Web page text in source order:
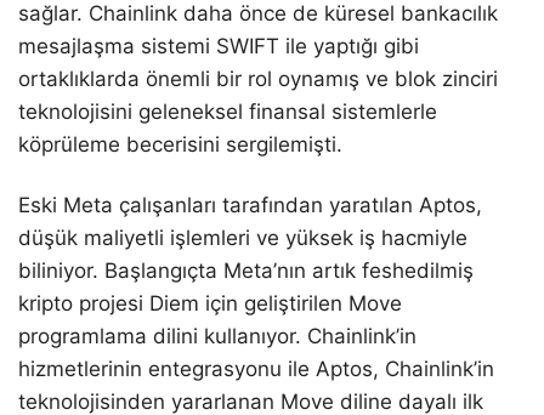
sağlar. Chainlink daha önce de küresel bankacılık
mesajlaşma sistemi SWIFT ile yaptığı gibi
ortaklıklarda önemli bir rol oynamış ve blok zinciri
teknolojisini geleneksel finansal sistemlerle
köprüleme becerisini sergilemişti.
Eski Meta çalışanları tarafından yaratılan Aptos,
düşük maliyetli işlemleri ve yüksek iş hacmiyle
biliniyor. Başlangıçta Meta’nın artık feshedilmiş
kripto projesi Diem için geliştirilen Move
programlama dilini kullanıyor. Chainlink’in
hizmetlerinin entegrasyonu ile Aptos, Chainlink’in
teknolojisinden yararlanan Move diline dayalı ilk